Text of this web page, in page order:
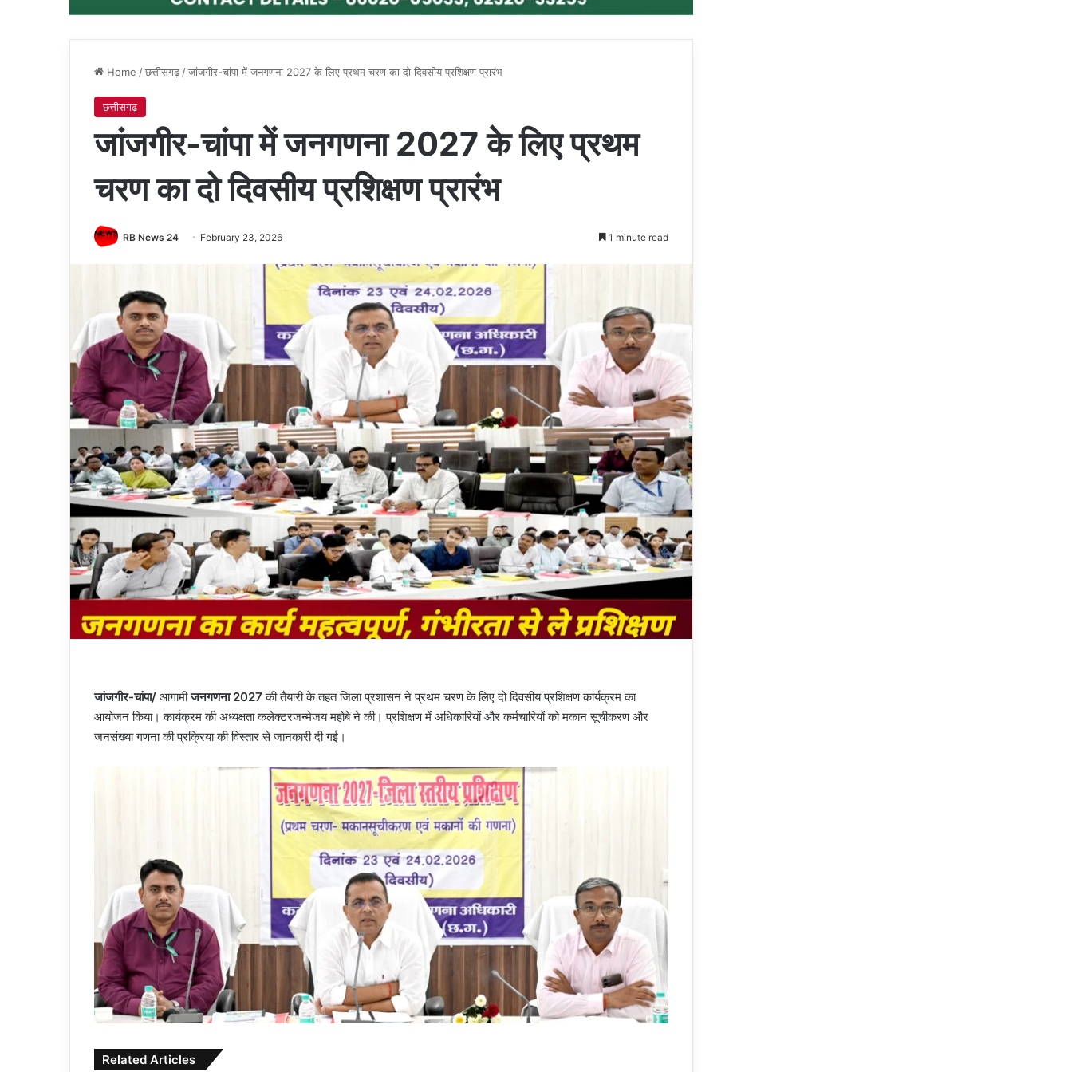
Home /छत्तीसगढ़ /जांजगीर-चांपा में जनगणना 2027 के लिए प्रथम चरण का दो दिवसीय प्रशिक्षण प्रारंभ
छत्तीसगढ़
जांजगीर-चांपा में जनगणना 2027 के लिए प्रथम
चरण का दो दिवसीय प्रशिक्षण प्रारंभ
RB News 24 February 23, 2026 1 minute read
जांजगीर-चांपा/ आगामीजनगणना 2027 की तैयारी के तहत जिला प्रशासन ने प्रथम चरण के लिए दो दिवसीय प्रशिक्षण कार्यक्रम का
आयोजन किया। कार्यक्रम की अध्यक्षता कलेक्टरजन्मेजय महोबे ने की। प्रशिक्षण में अधिकारियों और कर्मचारियों को मकान सूचीकरण और
जनसंख्या गणना की प्रक्रिया की विस्तार से जानकारी दी गई।
Related Articles